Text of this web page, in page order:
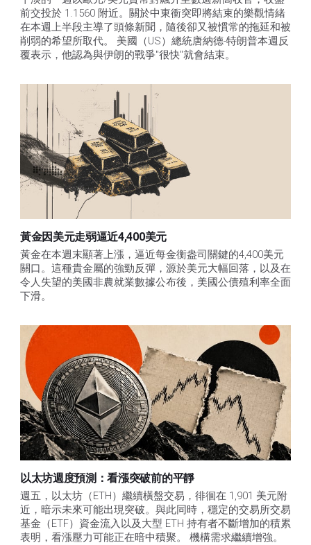
前交投於 1.1560 附近。關於中東衝突即將結束的樂觀情緒
在本週上半段主導了頭條新聞，隨後卻又被慣常的拖延和被
削弱的希望所取代。 美國（US）總統唐納德-特朗普本週反
覆表示，他認為與伊朗的戰爭"很快"就會結束。
黃金因美元走弱逼近4,400美元
黃金在本週末顯著上漲，逼近每金衡盎司關鍵的4,400美元
關口。這種貴金屬的強勁反彈，源於美元大幅回落，以及在
令人失望的美國非農就業數據公布後，美國公債殖利率全面
下滑。
以太坊週度預測：看漲突破前的平靜
週五，以太坊（ETH）繼續橫盤交易，徘徊在 1,901 美元附
近，暗示未來可能出現突破。與此同時，穩定的交易所交易
基金（ETF）資金流入以及大型 ETH 持有者不斷增加的積累
表明，看漲壓力可能正在暗中積聚。 機構需求繼續增強。